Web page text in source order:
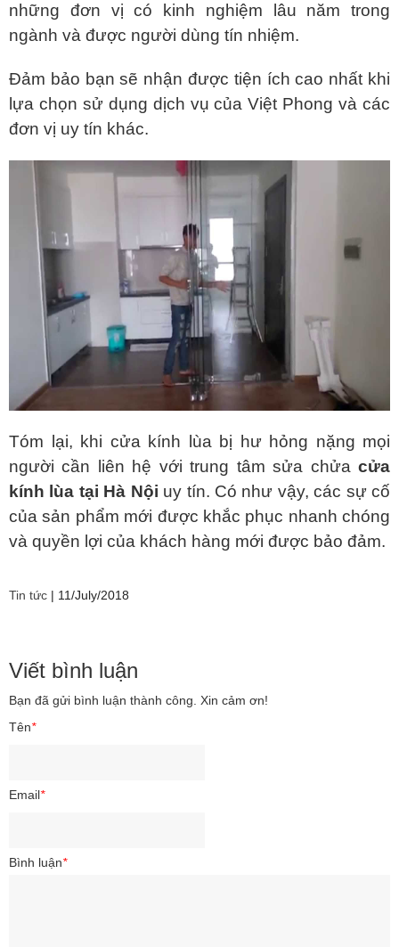
những đơn vị có kinh nghiệm lâu năm trong
ngành và được người dùng tín nhiệm.
Đảm bảo bạn sẽ nhận được tiện ích cao nhất khi
lựa chọn sử dụng dịch vụ của Việt Phong và các
đơn vị uy tín khác.
Tóm lại, khi cửa kính lùa bị hư hỏng nặng mọi
người cần liên hệ với trung tâm sửa chửa cửa
kính lùa tại Hà Nội uy tín. Có như vậy, các sự cố
của sản phẩm mới được khắc phục nhanh chóng
và quyền lợi của khách hàng mới được bảo đảm.
Tin tức | 11/July/2018
Viết bình luận
Bạn đã gửi bình luận thành công. Xin cảm ơn!
Tên*
Email*
Bình luận*